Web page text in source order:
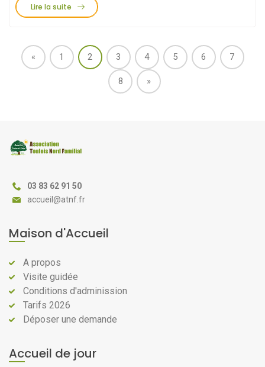
Lire la suite
« 1 2 3 4 5 6 7
8 »
03 83 62 91 50
@
Maison d'Accueil
A propos
Visite guidée
Conditions d'adminission
Tarifs 2026
Déposer une demande
Accueil de jour